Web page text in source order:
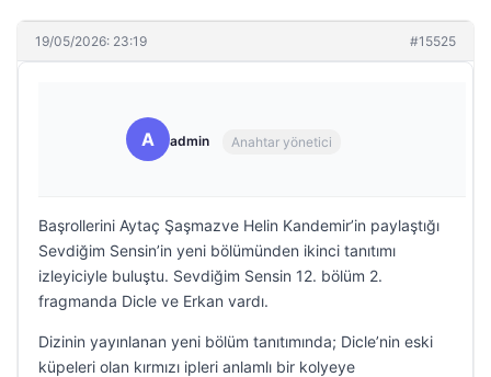
19/05/2026: 23:19 #15525
A admin Anahtar yönetici
Başrollerini Aytaç Şaşmazve Helin Kandemir’in paylaştığı
Sevdiğim Sensin’in yeni bölümünden ikinci tanıtımı
izleyiciyle buluştu. Sevdiğim Sensin 12. bölüm 2.
fragmanda Dicle ve Erkan vardı.
Dizinin yayınlanan yeni bölüm tanıtımında; Dicle’nin eski
küpeleri olan kırmızı ipleri anlamlı bir kolyeye